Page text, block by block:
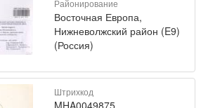
Районирование
Восточная Европа,
Нижневолжский район (E9)
(Россия)
Штрихкод